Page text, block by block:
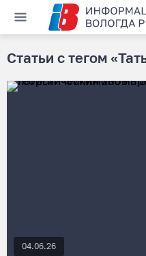
Статьи с тегом
04.06.26